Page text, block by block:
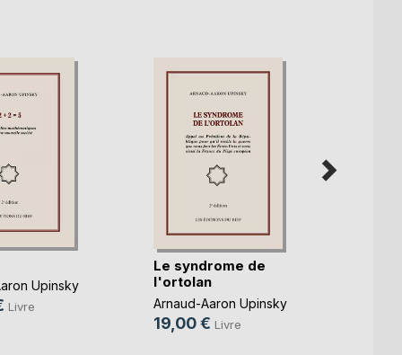
Upinsky
Livre
Le syndrome de
l'ortolan
Arnaud-Aaron Upinsky
19,00 € Livre